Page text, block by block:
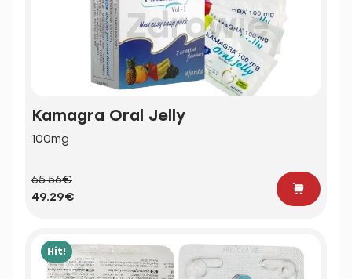
Kamagra Oral Jelly
100mg
65.56€
49.29€
Hit!